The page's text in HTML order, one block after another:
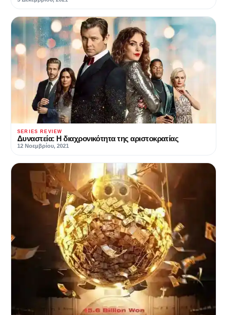
SERIES REVIEW
Δυναστεία: Η διαχρονικότητα της αριστοκρατίας
12 Νοεμβρίου, 2021